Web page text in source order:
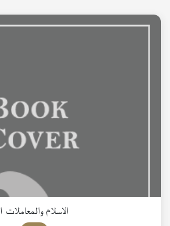
الاسلام والمعاملات ا